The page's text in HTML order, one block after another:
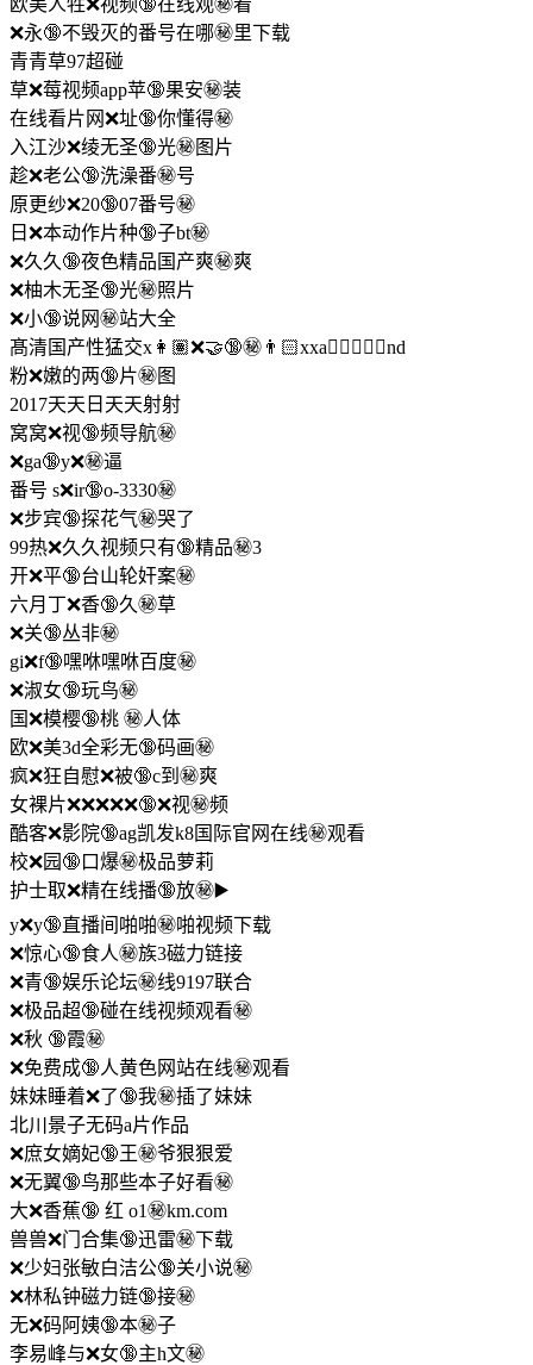
❌永🔞不毁灭的番号在哪㊙️里下载
青青草97超碰
草❌莓视频app苹🔞果安㊙️装
在线看片网❌址🔞你懂得㊙️
入江沙❌绫无圣🔞光㊙️图片
趁❌老公🔞洗澡番㊙️号
原更纱❌20🔞07番号㊙️
日❌本动作片种🔞子bt㊙️
❌久久🔞夜色精品国产爽㊙️爽
❌柚木无圣🔞光㊙️照片
❌小🔞说网㊙️站大全
髙清国产性猛交x👩🏽‍❌🤝🔞‍㊙️👨🏻xxa👨🏻‍❤️‍👨🏽nd
粉❌嫩的两🔞片㊙️图
2017天天日天天射射
窝窝❌视🔞频导航㊙️
❌ga🔞y❌㊙️逼
番号 s❌ir🔞o-3330㊙️
❌步宾🔞探花气㊙️哭了
99热❌久久视频只有🔞精品㊙️3
开❌平🔞台山轮奸案㊙️
六月丁❌香🔞久㊙️草
❌关🔞丛非㊙️
gi❌f🔞嘿咻嘿咻百度㊙️
❌淑女🔞玩鸟㊙️
国❌模樱🔞桃 ㊙️人体
欧❌美3d全彩无🔞码画㊙️
疯❌狂自慰❌被🔞c到㊙️爽
女裸片❌❌❌❌❌🔞❌视㊙️频
酷客❌影院🔞ag凯发k8国际官网在线㊙️观看
校❌园🔞口爆㊙️极品萝莉
护士取❌精在线播🔞放㊙️▶️
y❌y🔞直播间啪啪㊙️啪视频下载
❌惊心🔞食人㊙️族3磁力链接
❌青🔞娱乐论坛㊙️线9197联合
❌极品超🔞碰在线视频观看㊙️
❌秋 🔞霞㊙️
❌免费成🔞人黄色网站在线㊙️观看
妹妹睡着❌了🔞我㊙️插了妹妹
北川景子无码a片作品
❌庶女嫡妃🔞王㊙️爷狠狠爱
❌无翼🔞鸟那些本子好看㊙️
大❌香蕉🔞 红 o1㊙️km.com
兽兽❌门合集🔞迅雷㊙️下载
❌少妇张敏白洁公🔞关小说㊙️
❌林私钟磁力链🔞接㊙️
无❌码阿姨🔞本㊙️子
李易峰与❌女🔞主h文㊙️